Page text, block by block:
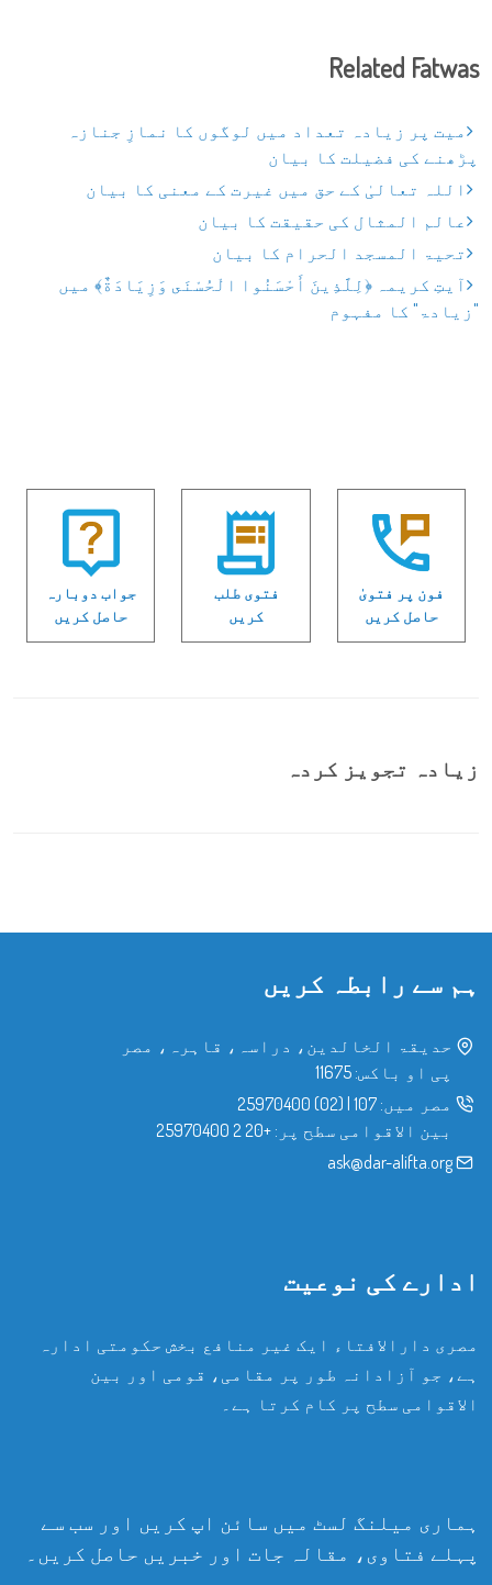
Related Fatwas
میت پر زیادہ تعداد میں لوگوں کا نمازِ جنازہ
پڑھنے کی فضیلت کا بیان
اللہ تعالیٰ کے حق میں غیرت کے معنی کا بیان
عالم المثال کی حقیقت کا بیان
تحیۃ المسجد الحرام کا بیان
آیتِ کریمہ ﴿لِلَّذِينَ أَحْسَنُوا الْحُسْنَى وَزِيَادَةٌ﴾ میں
"زیادۃ" کا مفہوم
فون پر فتویٰ
حاصل کریں
فتوی طلب
کریں
جواب دوبارہ
حاصل کریں
زیادہ تجویز کردہ
ہم سے رابطہ کریں
حدیقۃ الخالدین، دراسہ، قاہرہ، مصر
پی او باکس: 11675
مصر میں: 107
|
(02) 25970400
بین الاقوامی سطح پر: +20 2 25970400
ask@dar-alifta.org
ادارے کی نوعیت
مصری دارالافتاء ایک غیر منافع بخش حکومتی ادارہ
ہے، جو آزادانہ طور پر مقامی، قومی اور بین
الاقوامی سطح پر کام کرتا ہے۔
ہماری میلنگ لسٹ میں سائن اپ کریں اور سب سے
پہلے فتاوی، مقالہ جات اور خبریں حاصل کریں۔